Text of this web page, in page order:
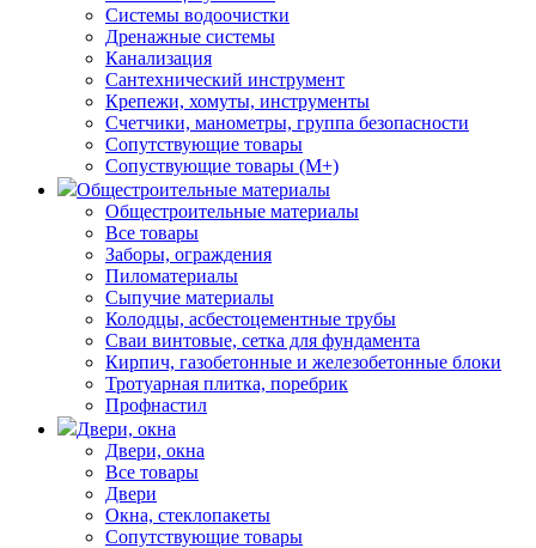
Системы водоочистки
Дренажные системы
Канализация
Сантехнический инструмент
Крепежи, хомуты, инструменты
Счетчики, манометры, группа безопасности
Сопутствующие товары
Сопуствующие товары (М+)
Общестроительные материалы
Общестроительные материалы
Все товары
Заборы, ограждения
Пиломатериалы
Сыпучие материалы
Колодцы, асбестоцементные трубы
Сваи винтовые, сетка для фундамента
Кирпич, газобетонные и железобетонные блоки
Тротуарная плитка, поребрик
Профнастил
Двери, окна
Двери, окна
Все товары
Двери
Окна, стеклопакеты
Сопутствующие товары